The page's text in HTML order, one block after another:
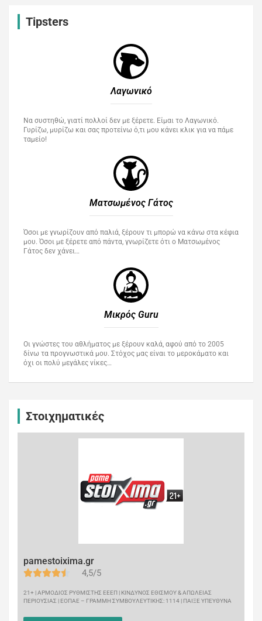
Tipsters
Λαγωνικό
Να συστηθώ, γιατί πολλοί δεν με ξέρετε. Είμαι το Λαγωνικό.
Γυρίζω, μυρίζω και σας προτείνω ό,τι μου κάνει κλικ για να πάμε
ταμείο!
Ματσωμένος Γάτος​
Όσοι με γνωρίζουν από παλιά, ξέρουν τι μπορώ να κάνω στα κέφια
μου. Όσοι με ξέρετε από πάντα, γνωρίζετε ότι ο Ματσωμένος
Γάτος δεν χάνει…
Μικρός Guru​
Οι γνώστες του αθλήματος με ξέρουν καλά, αφού από το 2005
δίνω τα προγνωστικά μου. Στόχος μας είναι το μεροκάματο και
όχι οι πολύ μεγάλες νίκες…
Στοιχηματικές
pamestoixima.gr
4,5/5
21+ | ΑΡΜΟΔΙΟΣ ΡΥΘΜΙΣΤΗΣ ΕΕΕΠ | ΚΙΝΔΥΝΟΣ ΕΘΙΣΜΟΥ & ΑΠΩΛΕΙΑΣ
ΠΕΡΙΟΥΣΙΑΣ | ΕΟΠΑΕ – ΓΡΑΜΜΗ ΣΥΜΒΟΥΛΕΥΤΙΚΗΣ: 1114 | ΠΑΙΞΕ ΥΠΕΥΘΥΝΑ